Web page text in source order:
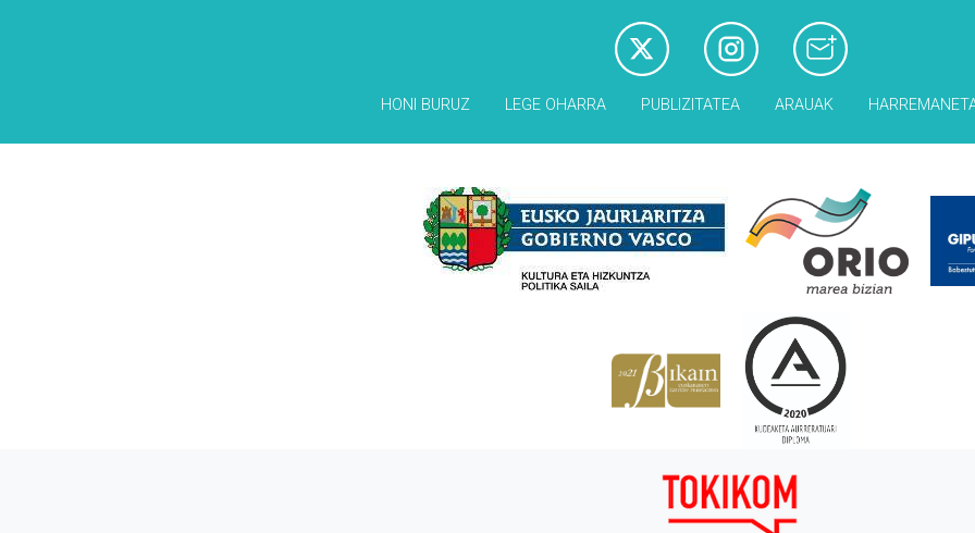
HONI BURUZ LEGE OHARRA PUBLIZITATEA ARAUAK